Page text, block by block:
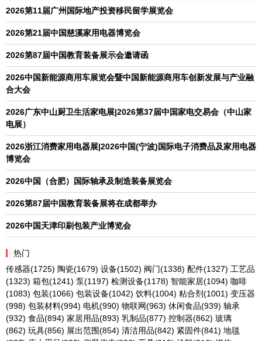
2026第11届广州国际地产投资移民留学展览会
2026第21届中国慈溪家用电器博览会
2026第87届中国教育装备展示会邀请函
2026中国新能源商用车展览会暨中国新能源商用车创新发展与产业融
合大会
2026广东中山厨卫生活家电展|2026第37届中国家电交易会（中山家
电展）
2026浙江消费家用电器展|2026中国(宁波)国际电子消费品及家用电器
博览会
2026中国（合肥）国际轴承及制造装备展览会
2026第87届中国教育装备展将在成都举办
2026中国天津印刷包装产业博览会
热门
传感器(1725) 陶瓷(1679) 设备(1502) 阀门(1338) 配件(1327) 工艺品
(1323) 箱包(1241) 泵(1197) 检测设备(1178) 智能家居(1094) 咖啡
(1083) 包装(1066) 包装设备(1042) 饮料(1004) 粘合剂(1001) 变压器
(998) 包装材料(994) 电机(990) 物联网(963) 休闲食品(939) 轴承
(932) 食品(894) 家居用品(893) 乳制品(877) 控制器(862) 玻璃
(862) 玩具(856) 展出范围(854) 清洁用品(842) 紧固件(841) 地毯